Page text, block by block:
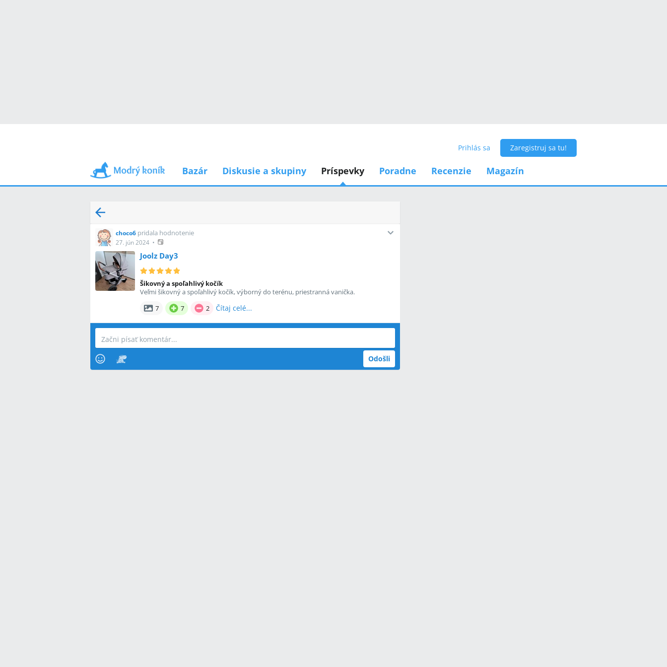
Prihlás sa Zaregistruj sa tu!
Bazár Diskusie a skupiny Príspevky Poradne Recenzie Magazín
choco6 pridala hodnotenie
27. jún 2024 •
Joolz Day3
Šikovný a spoľahlivý kočík
Veľmi šikovný a spoľahlivý kočík, výborný do terénu, priestranná vanička.
7
7 2 Čítaj celé...
Odošli